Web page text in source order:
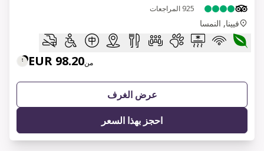
925 المراجعات
فيينا, النمسا
من98.20 EUR
عرض الغرف
احجز بهذا السعر